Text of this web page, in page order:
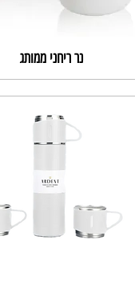
נר ריחני ממותג